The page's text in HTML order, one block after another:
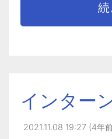
users=
return super
続
インター
2021.11.08 19:27 (4年